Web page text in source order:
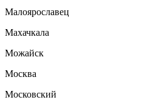
Малоярославец
Махачкала
Можайск
Москва
Московский